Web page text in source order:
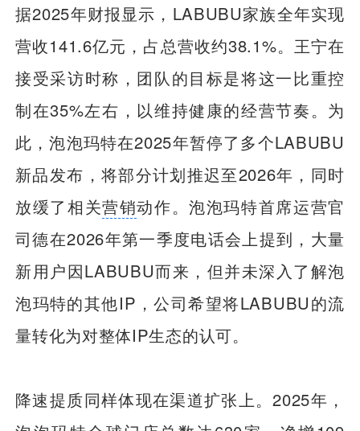
据2025年财报显示，LABUBU家族全年实现
营收141.6亿元，占总营收约38.1%。王宁在
接受采访时称，团队的目标是将这一比重控
制在35%左右，以维持健康的经营节奏。为
此，泡泡玛特在2025年暂停了多个LABUBU
新品发布，将部分计划推迟至2026年，同时
放缓了相关营销动作。泡泡玛特首席运营官
司德在2026年第一季度电话会上提到，大量
新用户因LABUBU而来，但并未深入了解泡
泡玛特的其他IP，公司希望将LABUBU的流
量转化为对整体IP生态的认可。
降速提质同样体现在渠道扩张上。2025年，